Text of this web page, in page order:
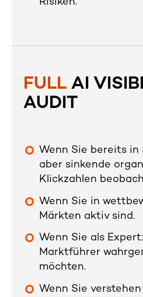
FULL AI
AUDIT
Wenn Sie bereits in
aber sinkende
Klickzahlen
Wenn Sie in
Märkten aktiv sind.
Wenn Sie als
Marktführer
möchten.
Wenn Sie